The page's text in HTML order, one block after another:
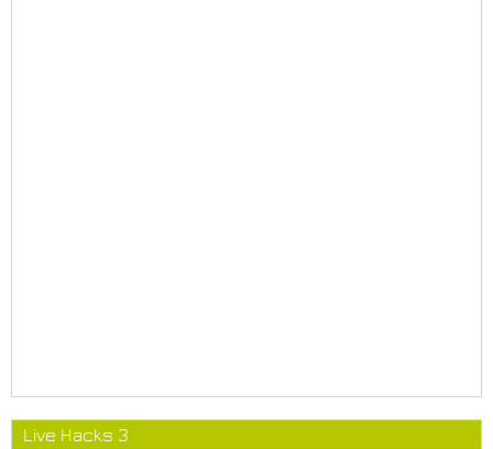
Live Hacks 3